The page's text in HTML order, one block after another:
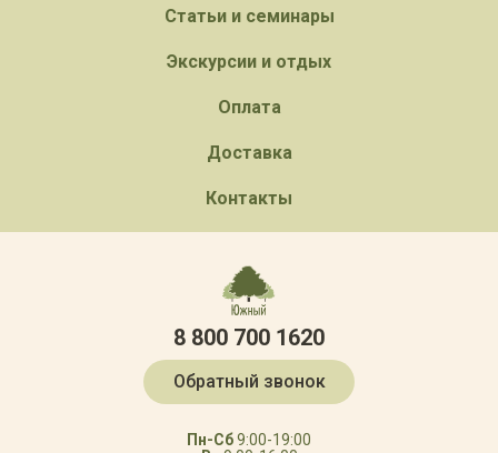
Статьи и семинары
Экскурсии и отдых
Оплата
Доставка
Контакты
8 800 700 1620
Обратный звонок
Пн-Сб9:00-19:00